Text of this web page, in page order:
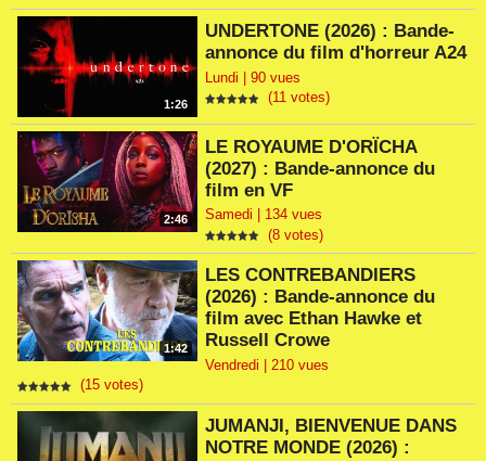
1:26
UNDERTONE (2026) : Bande-
annonce du film d'horreur A24
Lundi | 90 vues
(11 votes)
2:46
LE ROYAUME D'ORÏCHA
(2027) : Bande-annonce du
film en VF
Samedi | 134 vues
(8 votes)
1:42
LES CONTREBANDIERS
(2026) : Bande-annonce du
film avec Ethan Hawke et
Russell Crowe
Vendredi | 210 vues
(15 votes)
JUMANJI, BIENVENUE DANS
NOTRE MONDE (2026) :